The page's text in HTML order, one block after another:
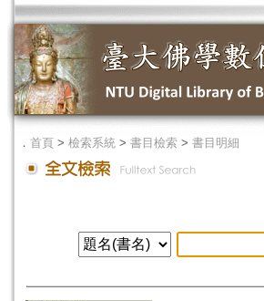
． 首頁 > 檢索系統 > 書目檢索 > 書目明細